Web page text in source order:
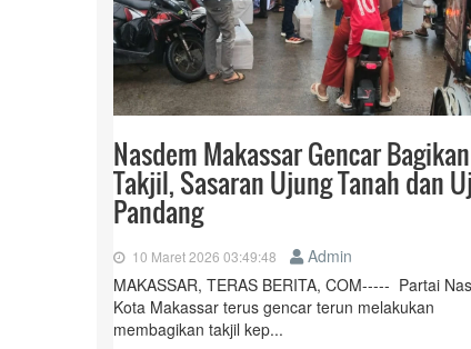
Nasdem Makassar Gencar Bagikan
Takjil, Sasaran Ujung Tanah dan
Pandang
10 Maret 2026 03:49:48
Admin
MAKASSAR, TERAS BERITA, COM----- Partai
Kota Makassar terus gencar terun melakukan
membagikan takjil kep...